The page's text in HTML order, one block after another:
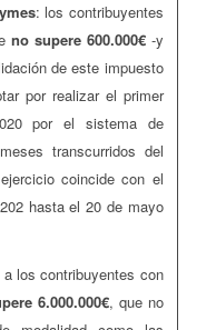
: los contribuyentes
no supere 600.000€-y
de este impuesto
por realizar el primer
por el sistema de
transcurridos del
coincide con el
hasta el 20 de mayo
a los contribuyentes con
6.000.000€, que no